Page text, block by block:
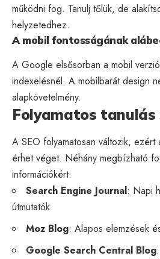
működni fog. Tanulj tőlük, de
helyzetedhez.
A mobil fontosságának
A Google elsősorban a mobil
indexelésnél. A mobilbarát design
alapkövetelmény.
Folyamatos tanulás
A SEO folyamatosan változik, ezért
érhet véget. Néhány megbízható
információkért:
Search Engine Journal: Napi
útmutatók
Moz Blog: Alapos elemzések
Google Search Central Blog